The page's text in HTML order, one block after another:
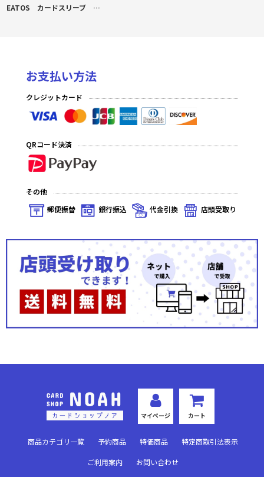
EATOS カードスリーブ 崩壊：スターレイル キャストリス
お支払い方法
クレジットカード
QRコード決済
その他
郵便振替
銀行振込 代金引換 店頭受取り
マイページ カート
商品カテゴリ一覧 予約商品 特価商品 特定商取引法表示
ご利用案内 お問い合わせ